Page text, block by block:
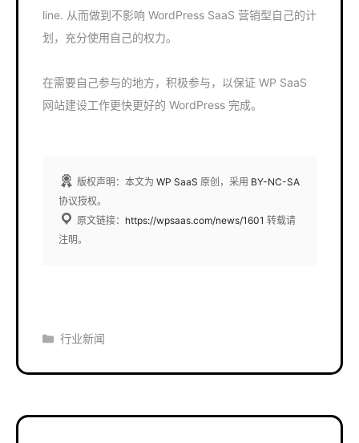
line. 从而做到不影响 WordPress SaaS 营销型自己的计
划，充分使用自己的权力。
在需要自己参与的地方，积极参与，以保证 WP SaaS
网站建设工作更快更好的 WordPress 完成。
版权声明：本文为 WP SaaS 原创，采用 BY-NC-SA
协议授权。
原文链接： https://wpsaas.com/news/1601 转载请
注明。
分
行业新闻